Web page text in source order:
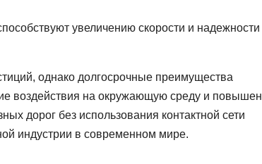
увеличению скорости и надежности
однако долгосрочные преимущества
воздействия на окружающую среду и
дорог без использования контактной сети
индустрии в современном мире.